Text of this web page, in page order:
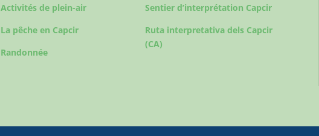
Activités de plein-air
La pêche en Capcir
Randonnée
Sentier d’interprétation Capcir
Ruta interpretativa dels Capcir
(CA)